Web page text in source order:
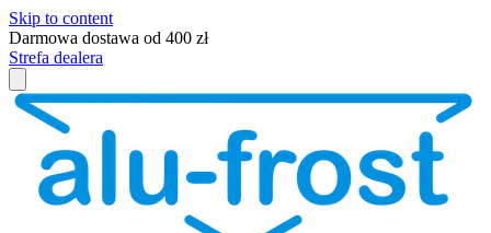
Skip to content
Darmowa dostawa od 400 zł
Strefa dealera